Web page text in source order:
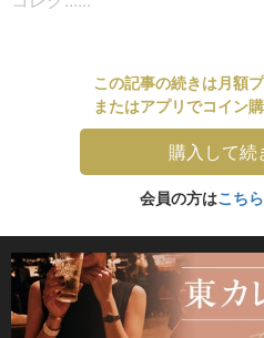
この記事の続きは月額
またはアプリでコイン
購入して続
会員の方はこち